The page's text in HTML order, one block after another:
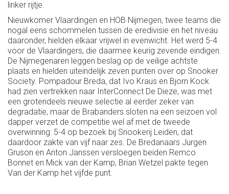
linker rijtje.
Nieuwkomer Vlaardingen en HOB Nijmegen, twee teams die
nogal eens schommelen tussen de eredivisie en het niveau
daaronder, hielden elkaar vrijwel in evenwicht. Het werd 5-4
voor de Vlaardingers, die daarmee keurig zevende eindigen.
De Nijmegenaren leggen beslag op de veilige achtste
plaats en hielden uiteindelijk zeven punten over op Snooker
Society. Pompadour Breda, dat Ivo Kraus en Bjorn Kock
had zien vertrekken naar InterConnect De Dieze, was met
een grotendeels nieuwe selectie al eerder zeker van
degradatie, maar de Brabanders sloten na een seizoen vol
dapper verzet de competitie wel af met de tweede
overwinning: 5-4 op bezoek bij Snookerij Leiden, dat
daardoor zakte van vijf naar zes. De Bredanaars Jurgen
Gruson en Anton Janssen versloegen beiden Remco
Bonnet en Mick van der Kamp, Brian Wetzel pakte tegen
Van der Kamp het vijfde punt.